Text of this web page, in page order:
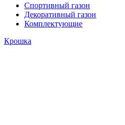
Спортивный газон
Декоративный газон
Комплектующие
Крошка